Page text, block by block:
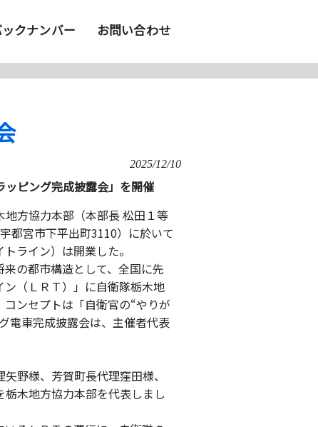
クナンバー お問い合わせ
2025/12/10
ピング完成披露会」を開催
方協力本部（本部長 松田１等
都宮市下平出町3110）に於いて
ライン）は開業した。
の都市構造として、全国に先
（ＬＲＴ）」に自衛隊栃木地
ンセプトは「自衛官の“やりが
電車完成披露会は、主催者代表
野様、芳賀町長代理窪田様、
木地方協力本部を代表しまし